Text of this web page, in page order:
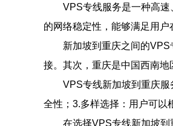
VPS专线服务是一种高
的网络稳定性，能够满足用户
新加坡到重庆之间的
接。其次，重庆是中国西南
VPS专线新加坡到重庆
全性；3.多样选择：用户可以
在选择VPS专线新加坡